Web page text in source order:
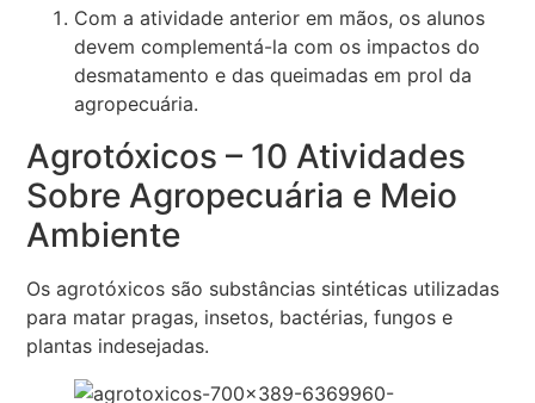
Com a atividade anterior em mãos, os alunos
devem complementá-la com os impactos do
desmatamento e das queimadas em prol da
agropecuária.
Agrotóxicos – 10 Atividades
Sobre Agropecuária e Meio
Ambiente
Os agrotóxicos são substâncias sintéticas utilizadas
para matar pragas, insetos, bactérias, fungos e
plantas indesejadas.